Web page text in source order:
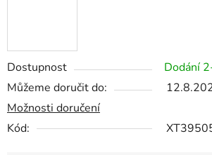
Dostupnost
Dodání
Můžeme doručit do:
Možnosti doručení
Kód: